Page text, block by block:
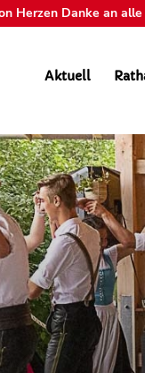
Herzen Danke an
Aktuell